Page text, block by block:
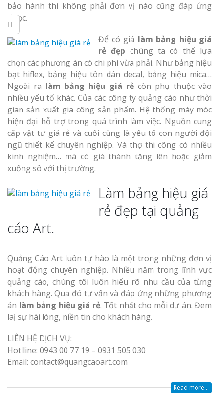
bảo hành thì không phải đơn vị nào cũng đáp ứng
được.
Để có giá làm bảng hiệu giá
rẻ đẹp chúng ta có thể lựa
chọn các phương án có chi phí vừa phải. Như bảng hiệu
bạt hiflex, bảng hiệu tôn dán decal, bảng hiệu mica…
Ngoài ra làm bảng hiệu giá rẻcòn phụ thuộc vào
nhiều yếu tố khác. Của các công ty quảng cáo như thời
gian sản xuất gia công sản phẩm. Hệ thống máy móc
hiện đại hỗ trợ trong quá trình làm việc. Nguồn cung
cấp vật tư giá rẻ và cuối cùng là yếu tố con người đội
ngũ thiết kế chuyên nghiệp. Và thợ thi công có nhiều
kinh nghiệm… mà có giá thành tăng lên hoặc giảm
xuống sô với thị trường.
Làm bảng hiệu giá
rẻ đẹp tại quảng
cáo Art.
Quảng Cáo Art luôn tự hào là một trong những đơn vị
hoạt động chuyên nghiệp. Nhiều năm trong lĩnh vực
quảng cáo, chúng tôi luôn hiểu rõ nhu cầu của từng
khách hàng. Qua đó tư vấn và đáp ứng những phương
án làm bảng hiệu giá rẻ. Tốt nhất cho mỗi dự án. Đem
laị sự hài lòng, niền tin cho khách hàng.
LIÊN HỆ DỊCH VỤ:
Hotlline: 0943 00 77 19 – 0931 505 030
Email: contact@quangcaoart.com
Read more...